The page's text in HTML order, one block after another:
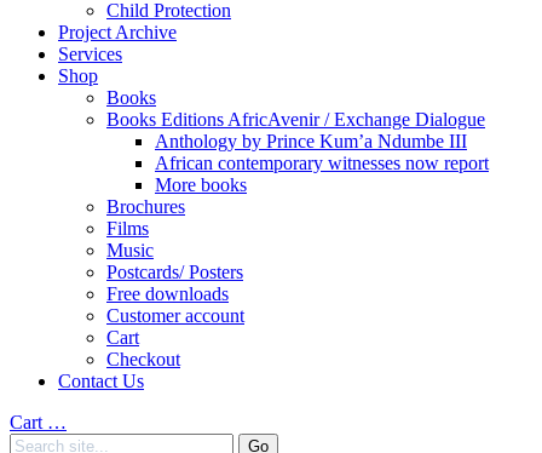
Child Protection
Project Archive
Services
Shop
Books
Books Editions AfricAvenir / Exchange Dialogue
Anthology by Prince Kum’a Ndumbe III
African contemporary witnesses now report
More books
Brochures
Films
Music
Postcards/ Posters
Free downloads
Customer account
Cart
Checkout
Contact Us
Cart …